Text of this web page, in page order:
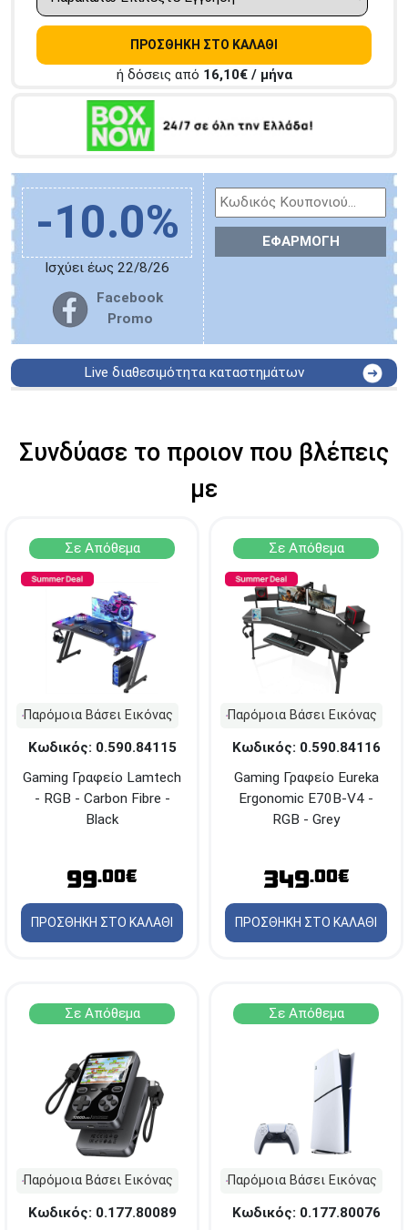
ΠΡΟΣΘΗΚΗ ΣΤΟ ΚΑΛΑΘΙ
ή δόσεις από 16,10€ / μήνα
-10.0%
Ισχύει έως 22/8/26
Facebook
Promo
ΕΦΑΡΜΟΓΗ
Live διαθεσιμότητα καταστημάτων
ΠΕΡΙΣΤΕΡΙ
Εθν. Μακαρίου 19
Κονδύλη
ΓΛΥΦΑΔΑ
A. Παπανδρέου 4
ΚΟΛΩΝΟΣ
Πτολεμαίου Κλαύδιου 8
ΚΕΝΤΡΙΚΕΣ ΑΠΟΘΗΚΕΣ
ΘΕΣΣΑΛΟΝΙΚΗ
Δωδεκανήσου 28 &
Πολυτεχνείου
Προσοχή!
Η Διαθεσιμότητα μεταβάλλεται συνεχώς
Διαβάστε εδώ
Συνδύασε το προιον που βλέπεις
με
Σε Απόθεμα
Παρόμοια Βάσει Εικόνας
Κωδικός: 0.590.84115
Gaming Γραφείο Lamtech
- RGB - Carbon Fibre -
Black
99.00€
ΠΡΟΣΘΗΚΗ ΣΤΟ ΚΑΛΑΘΙ
Σε Απόθεμα
Παρόμοια Βάσει Εικόνας
Κωδικός: 0.590.84116
Gaming Γραφείο Eureka
Ergonomic E70B-V4 -
RGB - Grey
349.00€
ΠΡΟΣΘΗΚΗ ΣΤΟ ΚΑΛΑΘΙ
Σε Απόθεμα
Παρόμοια Βάσει Εικόνας
Κωδικός: 0.177.80089
Σε Απόθεμα
Παρόμοια Βάσει Εικόνας
Κωδικός: 0.177.80076